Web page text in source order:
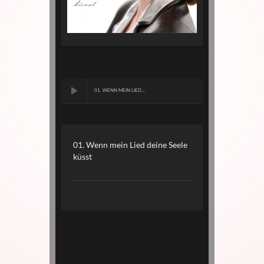
01. WENN MEIN LIED...
01. Wenn mein Lied deine Seele
küsst